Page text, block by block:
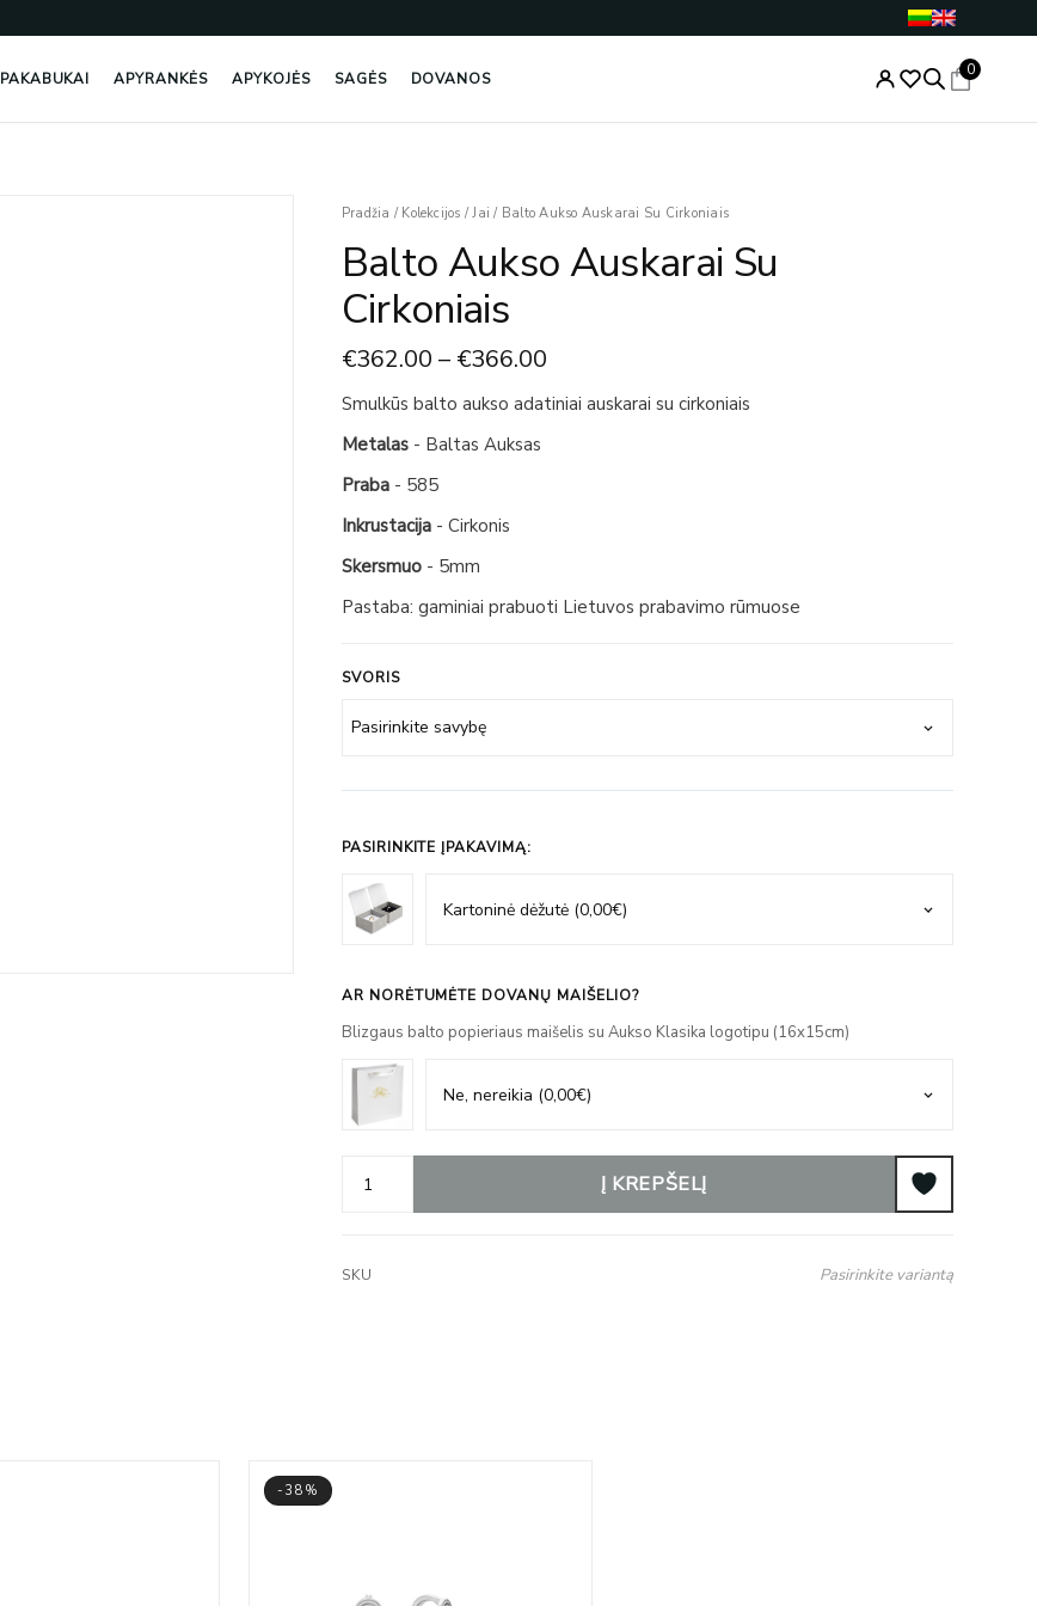
PAKABUKAI APYRANKĖS APYKOJĖS SAGĖS DOVANOS 0
Pradžia / Kolekcijos / Jai /Balto Aukso Auskarai Su Cirkoniais
Balto Aukso Auskarai Su
Cirkoniais
€362.00 – €366.00
Price
€362.00
Smulkūs balto aukso adatiniai auskarai su cirkoniais
Metalas- Baltas Auksas
Praba- 585
Inkrustacija- Cirkonis
Skersmuo- 5mm
Pastaba: gaminiai prabuoti Lietuvos prabavimo rūmuose
SVORIS
PASIRINKITE ĮPAKAVIMĄ:
AR NORĖTUMĖTE DOVANŲ MAIŠELIO?
Blizgaus balto popieriaus maišelis su Aukso Klasika logotipu (16x15cm)
produkto
Balto
Aukso
Auskarai
Su
Cirkoniais
Į KREPŠELĮ
SKU Pasirinkite variantą
-38%